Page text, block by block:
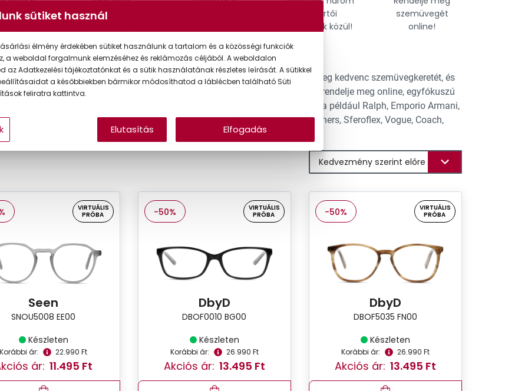
látásvizsgálati
szakértői
ajánlatunk közül!
szemüvegét
online!
számos világ- és exkluzív márka közül válogathat. Találja meg kedvenc szemüvegkeretét, és
meg a megfelelő lencsével együtt az Önhöz legközelebbi üzletünkben, vagy rendelje meg online, egyfókuszú
A kínálatunkban olyan prémium szemüvegmárkák is megtalálhatók, mint a például Ralph, Emporio Armani,
Versace, Oakley, Ferrari Scuderia, Jimmy Choo, Arnette, Burberry, Brooks Brothers, Sferoflex, Vogue, Coach,
VIRTUÁLIS
PRÓBA
Seen
SNOU5008 EE00
Készleten
Korábbi ár: 22.990 Ft
ár: 11.495 Ft
-50%
VIRTUÁLIS
PRÓBA
DbyD
DBOF0010 BG00
Készleten
Korábbi ár: 26.990 Ft
Akciós ár: 13.495 Ft
-50%
VIRTUÁLIS
PRÓBA
DbyD
DBOF5035 FN00
Készleten
Korábbi ár: 26.990 Ft
Akciós ár: 13.495 Ft
sütiket használ
élmény érdekében sütiket használunk a tartalom és a közösségi funkciók
a weboldal forgalmunk elemzéséhez és reklámozás céljából. A weboldalon
az Adatkezelési tájékoztatónkat és a sütik használatának részletes leírását. A sütikkel
a későbbiekben bármikor módosíthatod a láblécben található Süti
feliratra kattintva.
Elutasítás Elfogadás